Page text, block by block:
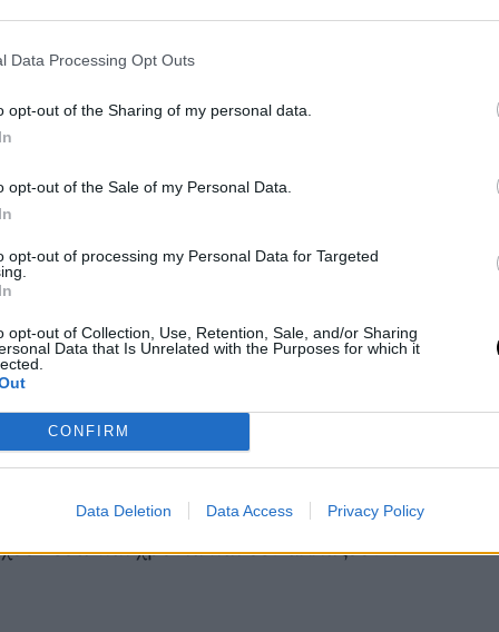
Data Processing Opt Outs
opt-out of the Sharing of my personal data.
opt-out of the Sale of my Personal Data.
opt-out of processing my Personal Data for Targeted
opt-out of Collection, Use, Retention, Sale, and/or Sharing
Data that Is Unrelated with the Purposes for which it
CONFIRM
Data Deletion Data Access Privacy Policy
μεγαλώνουν γίνονται πιο άκαμπτοι»
περιμένουν αλλαγή από τους γονείς τους
που δύσκολα
τόνισε πως «οι γονείς πιθανότατα δεν
θέλουν. Τα ζητήματα που βλέπεις και
εδώ και χρόνια και δεν αλλάζουν».